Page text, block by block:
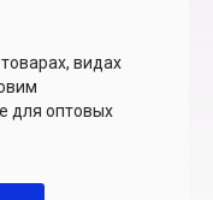
видах
для оптовых